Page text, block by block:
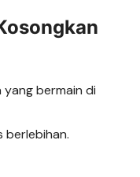
yang bermain di
berlebihan.